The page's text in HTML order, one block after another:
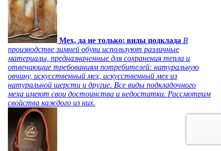
Мех, да не только: виды подклада В
производстве зимней обуви используют различные
материалы, предназначенные для сохранения тепла и
отвечающие требованиям потребителей: натуральную
овчину, искусственный мех, искусственный мех из
натуральной шерсти и другие. Все виды подкладочного
меха имеют свои достоинства и недостатки. Рассмотрим
свойства каждого из них.